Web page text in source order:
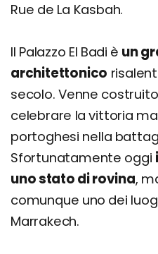
Rue de La Kasbah.
Il Palazzo El Badi è un
architettonico
secolo. Venne
celebrare la vittoria
portoghesi nella
Sfortunatamente oggi
uno stato di rovina,
comunque uno dei
Marrakech.